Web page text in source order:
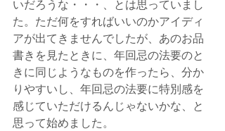
いだろうな・・・、とは思っていまし
た。ただ何をすればいいのかアイディ
アが出てきませんでしたが、あのお品
書きを見たときに、年回忌の法要のと
きに同じようなものを作ったら、分か
りやすいし、年回忌の法要に特別感を
感じていただけるんじゃないかな、と
思って始めました。